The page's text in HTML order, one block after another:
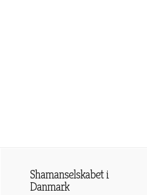
Shamanselskabet i
Danmark